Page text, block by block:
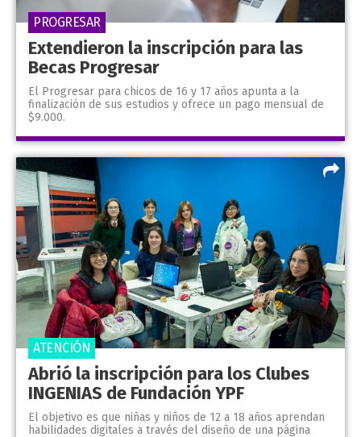
Extendieron la inscripción para las
Becas Progresar
El Progresar para chicos de 16 y 17 años apunta a la
finalización de sus estudios y ofrece un pago mensual de
$9.000.
PROGRESAR
Abrió la inscripción para los Clubes
INGENIAS de Fundación YPF
El objetivo es que niñas y niños de 12 a 18 años aprendan
habilidades digitales a través del diseño de una página
ATENCIÓN